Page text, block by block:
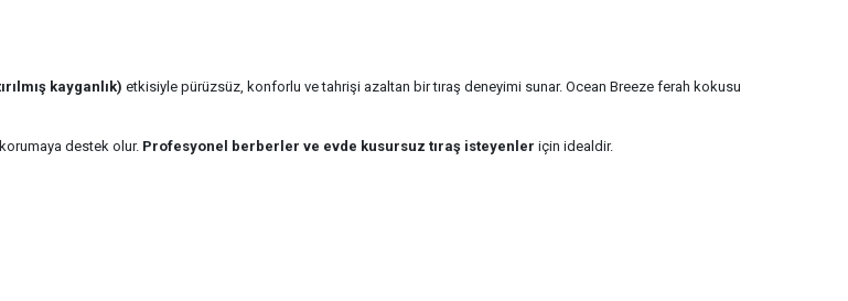
kayganlık) etkisiyle pürüzsüz, konforlu ve tahrişi azaltan bir tıraş deneyimi sunar. Ocean Breeze ferah kokusu
destek olur. Profesyonel berberler ve evde kusursuz tıraş isteyenler için idealdir.